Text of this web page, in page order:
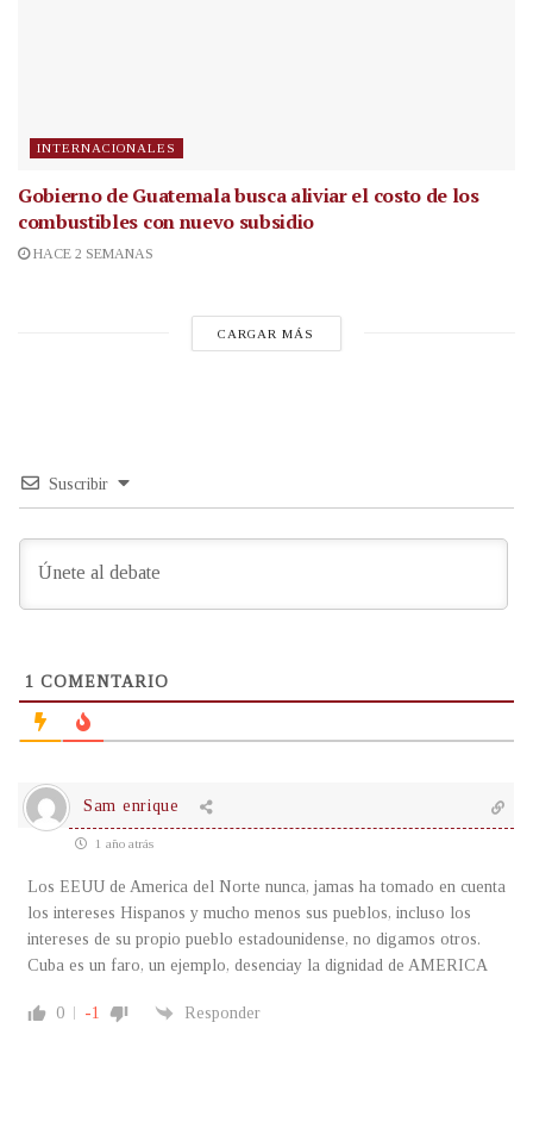
INTERNACIONALES
Gobierno de Guatemala busca aliviar el costo de los
combustibles con nuevo subsidio
HACE 2 SEMANAS
CARGAR MÁS
Suscribir
1 COMENTARIO
Sam enrique
1 año atrás
Los EEUU de America del Norte nunca, jamas ha tomado en cuenta
los intereses Hispanos y mucho menos sus pueblos, incluso los
intereses de su propio pueblo estadounidense, no digamos otros.
Cuba es un faro, un ejemplo, desenciay la dignidad de AMERICA
0 -1 Responder